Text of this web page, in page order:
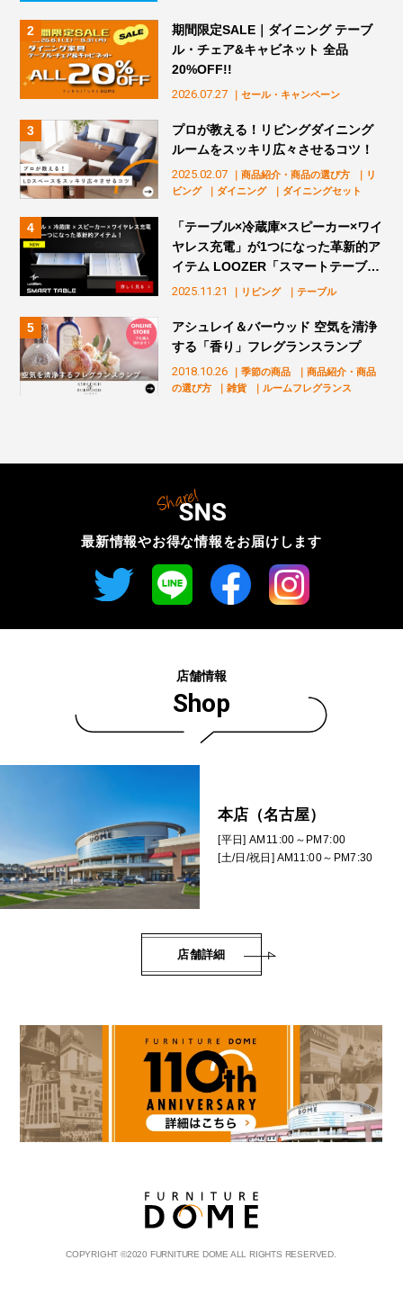
2026.07.27 ｜セール・キャンペーン
期間限定SALE｜ダイニング テーブ
ル・チェア&キャビネット 全品
20%OFF!!
2025.02.07 ｜商品紹介・商品の選び方
｜リ
ビング
｜ダイニング ｜ダイニングセット
プロが教える！リビングダイニング
ルームをスッキリ広々させるコツ！
2025.11.21 ｜リビング ｜テーブル
「テーブル×冷蔵庫×スピーカー×ワイ
ヤレス充電」が1つになった革新的ア
イテム LOOZER「スマートテーブ
ル」販売スタート！
2018.10.26 ｜季節の商品
｜商品紹介・商品
の選び方
｜雑貨 ｜ルームフレグランス
アシュレイ＆バーウッド 空気を清浄
する「香り」フレグランスランプ
店舗情報
Shop
本店（名古屋）
[平日] AM11:00～PM7:00
[土/日/祝日] AM11:00～PM7:30
店舗詳細
最新情報やお得な情報をお届けします
COPYRIGHT©2020 FURNITURE DOME ALL RIGHTS RESERVED.